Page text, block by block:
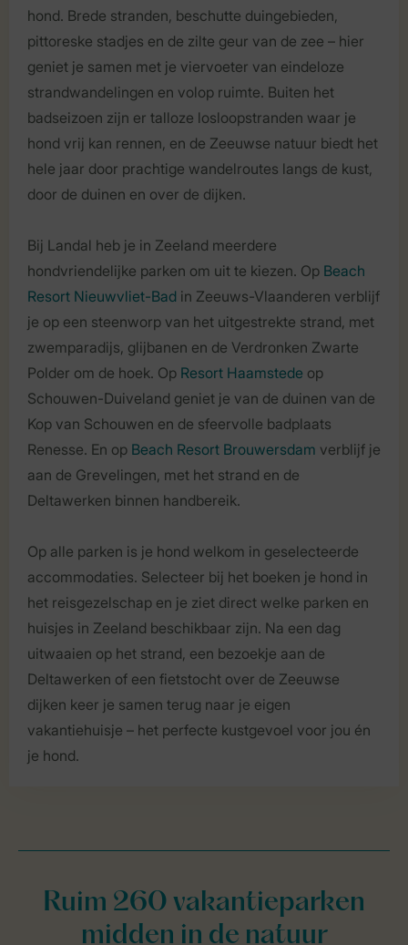
hond. Brede stranden, beschutte duingebieden,
pittoreske stadjes en de zilte geur van de zee – hier
geniet je samen met je viervoeter van eindeloze
strandwandelingen en volop ruimte. Buiten het
badseizoen zijn er talloze losloopstranden waar je
hond vrij kan rennen, en de Zeeuwse natuur biedt het
hele jaar door prachtige wandelroutes langs de kust,
door de duinen en over de dijken.
Bij Landal heb je in Zeeland meerdere
hondvriendelijke parken om uit te kiezen. Op Beach
Resort Nieuwvliet-Bad in Zeeuws-Vlaanderen verblijf
je op een steenworp van het uitgestrekte strand, met
zwemparadijs, glijbanen en de Verdronken Zwarte
Polder om de hoek. Op Resort Haamstede op
Schouwen-Duiveland geniet je van de duinen van de
Kop van Schouwen en de sfeervolle badplaats
Renesse. En op Beach Resort Brouwersdam verblijf je
aan de Grevelingen, met het strand en de
Deltawerken binnen handbereik.
Op alle parken is je hond welkom in geselecteerde
accommodaties. Selecteer bij het boeken je hond in
het reisgezelschap en je ziet direct welke parken en
huisjes in Zeeland beschikbaar zijn. Na een dag
uitwaaien op het strand, een bezoekje aan de
Deltawerken of een fietstocht over de Zeeuwse
dijken keer je samen terug naar je eigen
vakantiehuisje – het perfecte kustgevoel voor jou én
je hond.
Ruim 260 vakantieparken
midden in de natuur